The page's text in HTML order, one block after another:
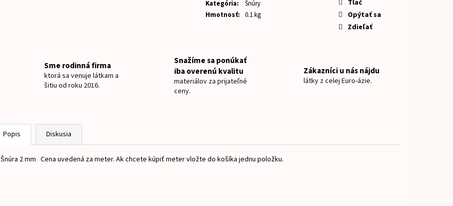
Kategória:
Šnúry
Hmotnosť: 0.1 kg
Tlač
Opýtať sa
Zdieľať
Sme rodinná firma
ktorá sa venuje látkam a
šitiu od roku 2016.
Snažíme sa ponúkať
iba overenú kvalitu
materiálov za prijateľné
ceny.
Zákazníci u nás nájdu
látky z celej Euro-ázie.
Popis Diskusia
Šnúra 2 mm Cena uvedená za meter. Ak chcete kúpiť meter vložte do košíka jednu položku.